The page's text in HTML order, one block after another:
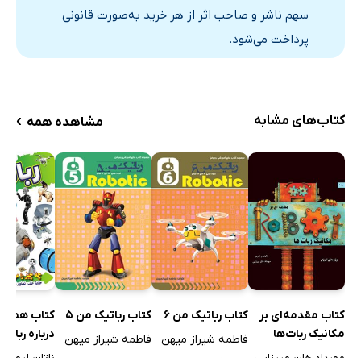
سهم ناشر و صاحب اثر از هر خرید به‌صورت قانونی
پرداخت می‌شود.
کتاب‌های مشابه مشاهده همه ›
کتاب مقدمه‌ای بر
مکانیک ربات‌ها
کتاب رباتیک من 6
فاطمه شیراز میهن
کتاب رباتیک من 5
فاطمه شیراز میهن
کتاب همه
درباره